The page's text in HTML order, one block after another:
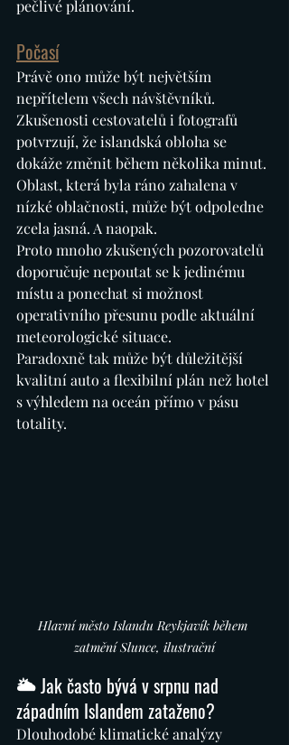
pečlivé plánování.
Počasí
Právě ono může být největším
nepřítelem všech návštěvníků.
Zkušenosti cestovatelů i fotografů
potvrzují, že islandská obloha se
dokáže změnit během několika minut.
Oblast, která byla ráno zahalena v
nízké oblačnosti, může být odpoledne
zcela jasná. A naopak.
Proto mnoho zkušených pozorovatelů
doporučuje nepoutat se k jedinému
místu a ponechat si možnost
operativního přesunu podle aktuální
meteorologické situace.
Paradoxně tak může být důležitější
kvalitní auto a flexibilní plán než hotel
s výhledem na oceán přímo v pásu
totality.
Hlavní město Islandu Reykjavík během
zatmění Slunce, ilustrační
🌥️ Jak často bývá v srpnu nad
západním Islandem zataženo?
Dlouhodobé klimatické analýzy